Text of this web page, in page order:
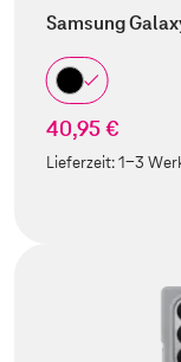
Samsung
40,95 €
Lieferzeit:1-3